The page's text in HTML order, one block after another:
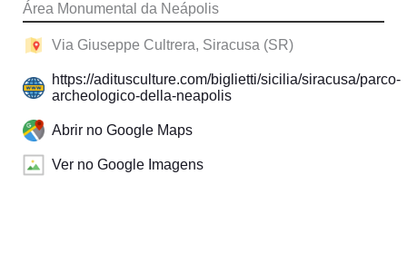
Área Monumental da Neápolis
Via Giuseppe Cultrera, Siracusa (SR)
https://aditusculture.com/biglietti/sicilia/siracusa/parco-
archeologico-della-neapolis
Abrir no Google Maps
Ver no Google Imagens